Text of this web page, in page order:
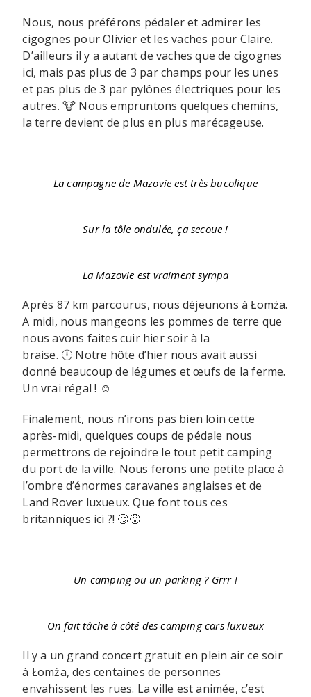
Nous, nous préférons pédaler et admirer les
cigognes pour Olivier et les vaches pour Claire.
D’ailleurs il y a autant de vaches que de cigognes
ici, mais pas plus de 3 par champs pour les unes
et pas plus de 3 par pylônes électriques pour les
autres. 🐮 Nous empruntons quelques chemins,
la terre devient de plus en plus marécageuse.
La campagne de Mazovie est très bucolique
Sur la tôle ondulée, ça secoue !
La Mazovie est vraiment sympa
Après 87 km parcourus, nous déjeunons à Łomża.
A midi, nous mangeons les pommes de terre que
nous avons faites cuir hier soir à la
braise. 🕛 Notre hôte d’hier nous avait aussi
donné beaucoup de légumes et œufs de la ferme.
Un vrai régal ! ☺️
Finalement, nous n’irons pas bien loin cette
après-midi, quelques coups de pédale nous
permettrons de rejoindre le tout petit camping
du port de la ville. Nous ferons une petite place à
l’ombre d’énormes caravanes anglaises et de
Land Rover luxueux. Que font tous ces
britanniques ici ?! 🙄😯
Un camping ou un parking ? Grrr !
On fait tâche à côté des camping cars luxueux
Il y a un grand concert gratuit en plein air ce soir
à Łomża, des centaines de personnes
envahissent les rues. La ville est animée, c’est